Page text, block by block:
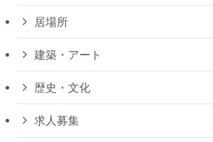
居場所
建築・アート
歴史・文化
求人募集